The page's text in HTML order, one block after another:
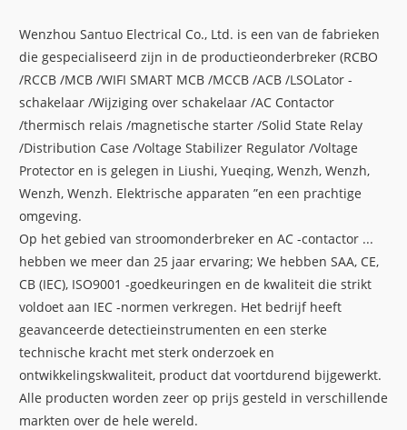
Wenzhou Santuo Electrical Co., Ltd. is een van de fabrieken
die gespecialiseerd zijn in de productieonderbreker (RCBO
/RCCB /MCB /WIFI SMART MCB /MCCB /ACB /LSOLator -
schakelaar /Wijziging over schakelaar /AC Contactor
/thermisch relais /magnetische starter /Solid State Relay
/Distribution Case /Voltage Stabilizer Regulator /Voltage
Protector en is gelegen in Liushi, Yueqing, Wenzh, Wenzh,
Wenzh, Wenzh. Elektrische apparaten ”en een prachtige
omgeving.
Op het gebied van stroomonderbreker en AC -contactor ...
hebben we meer dan 25 jaar ervaring; We hebben SAA, CE,
CB (IEC), ISO9001 -goedkeuringen en de kwaliteit die strikt
voldoet aan IEC -normen verkregen. Het bedrijf heeft
geavanceerde detectieinstrumenten en een sterke
technische kracht met sterk onderzoek en
ontwikkelingskwaliteit, product dat voortdurend bijgewerkt.
Alle producten worden zeer op prijs gesteld in verschillende
markten over de hele wereld.